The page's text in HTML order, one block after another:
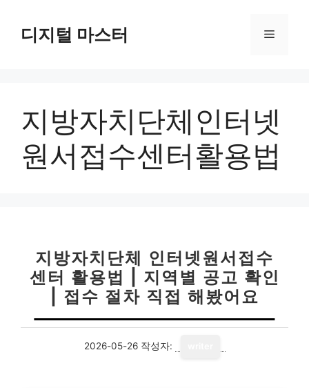
디지털 마스터 메
지방자치단체인터넷
원서접수센터활용법
지방자치단체 인터넷원서접수
센터 활용법 | 지역별 공고 확인
| 접수 절차 직접 해봤어요
2026-05-26 작성자: